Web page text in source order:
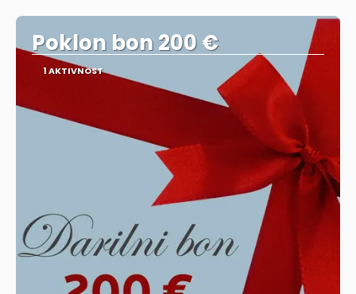
Poklon bon 200 €
1 AKTIVNOST